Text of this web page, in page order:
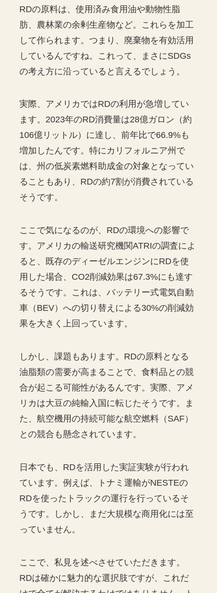
RDの原料は、使用済み食用油や動物性脂
肪、農林業の余剰生産物など。これらを加工
して作られます。つまり、廃棄物を有効活用
しているんですね。これって、まさにSDGs
の考え方に沿っていると言えるでしょう。
実際、アメリカではRDの利用が急増してい
ます。2023年のRD消費量は28億ガロン（約
106億リットル）に達し、前年比で66.9%も
増加したんです。特にカリフォルニア州で
は、州の低炭素燃料助成金の対象となってい
ることもあり、RDの約7割が消費されている
そうです。
ここで気になるのが、RDの環境への影響で
す。アメリカの輸送研究機関ATRIの調査によ
ると、既存のディーゼルエンジンにRDを使
用した場合、CO2削減効果は67.3%にも達す
るそうです。これは、バッテリー式電気自動
車（BEV）への切り替えによる30%の削減効
果を大きく上回っています。
しかし、課題もあります。RDの原料となる
油脂類の需要が高まることで、食料品との競
合が起こる可能性があるんです。実際、アメ
リカは大豆の純輸入国に転じたそうです。ま
た、航空機用の持続可能な航空燃料（SAF）
との競合も懸念されています。
日本でも、RDを活用した実証実験が行われ
ています。例えば、トナミ運輸がNESTEの
RDを使ったトラックの運行を行っているそ
うです。しかし、まだ大規模な商用化には至
っていません。
ここで、私見を述べさせていただきます。
RDは確かに魅力的な選択肢ですが、これだ